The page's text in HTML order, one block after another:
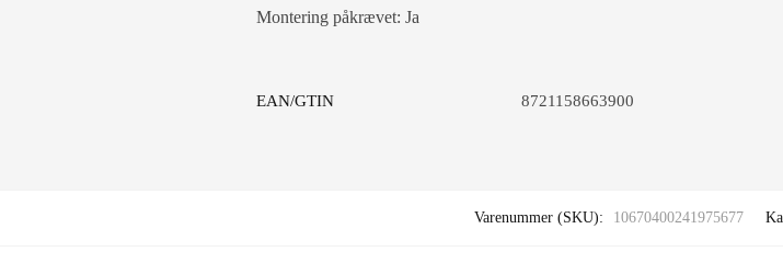
Montering påkrævet: Ja
EAN/GTIN 8721158663900
Varenummer (SKU): 10670400241975677